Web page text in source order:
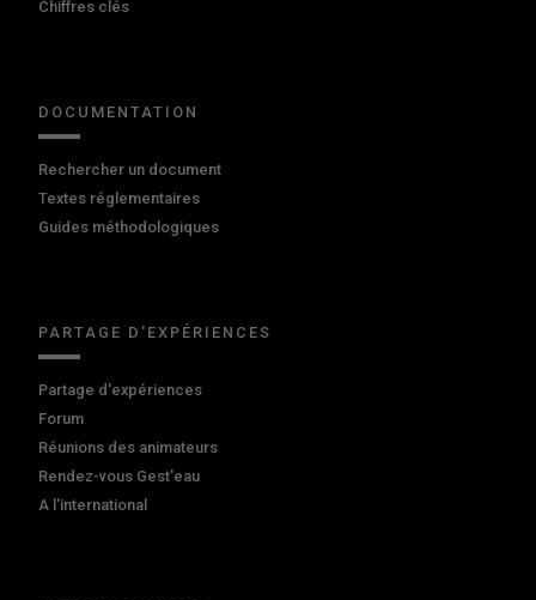
Chiffres clés
DOCUMENTATION
Rechercher un document
Textes réglementaires
Guides méthodologiques
PARTAGE D'EXPÉRIENCES
Partage d'expériences
Forum
Réunions des animateurs
Rendez-vous Gest'eau
A l'international